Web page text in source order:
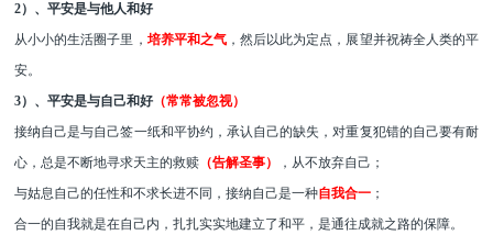
2）、平安是与他人和好
从小小的生活圈子里， 培养平和之气，然后以此为定点，展望并祝祷全人类的平
安。
3）、平安是与自己和好 （常常被忽视）
接纳自己是与自己签一纸和平协约，承认自己的缺失 ，对重复犯错的自己要有耐
心 ， 总是不断地寻求天主的救赎 （告解圣事） ，从不放弃自己 ；
与姑息自己的任性和不求长进不同，接纳自己是一种自我合一 ；
合一的自我就是在自己内，扎扎实实地建立了和平， 是通往成就之路的保障。